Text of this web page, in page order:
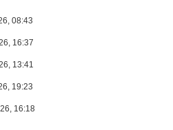
08:43
16:37
13:41
19:23
16:18